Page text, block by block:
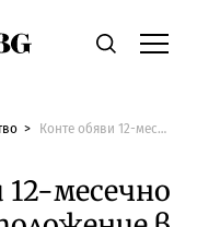
Economic.bgТърсене
Конте обяви 12-месечно извънредно положение в Генуа
месечно